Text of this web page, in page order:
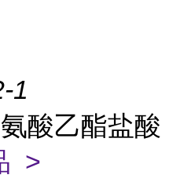
1
酸乙酯盐酸
>